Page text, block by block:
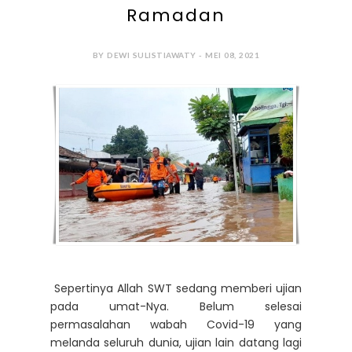
Ramadan
BY DEWI SULISTIAWATY - MEI 08, 2021
Sepertinya Allah SWT sedang memberi ujian
pada umat-Nya. Belum selesai
permasalahan wabah Covid-19 yang
melanda seluruh dunia, ujian lain datang lagi